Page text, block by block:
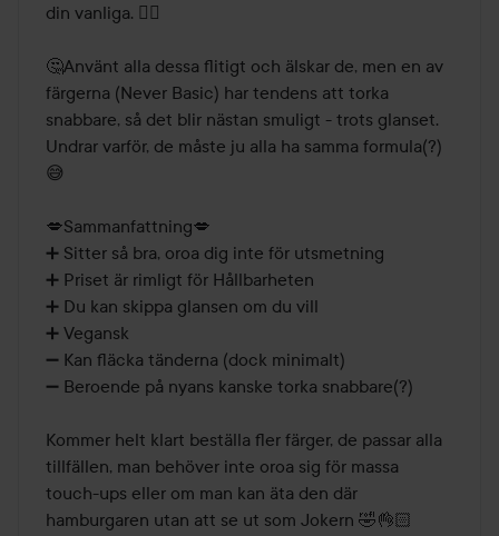
din vanliga. 👌🏻
🤔Använt alla dessa flitigt och älskar de, men en av
färgerna (Never Basic) har tendens att torka
snabbare, så det blir nästan smuligt - trots glanset.
Undrar varför, de måste ju alla ha samma formula(?)
😅
💋Sammanfattning💋
➕️ Sitter så bra, oroa dig inte för utsmetning
➕️ Priset är rimligt för Hållbarheten
➕️ Du kan skippa glansen om du vill
➕️ Vegansk
➖️ Kan fläcka tänderna (dock minimalt)
➖️ Beroende på nyans kanske torka snabbare(?)
Kommer helt klart beställa fler färger, de passar alla
tillfällen, man behöver inte oroa sig för massa
touch-ups eller om man kan äta den där
hamburgaren utan att se ut som Jokern 🤣👌🏻